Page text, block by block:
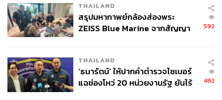
THAILAND
สรุปมหากาพย์กล้องส่องพระ
ZEISS Blue Marine จากสัญญา
จ่ายหนี้-แอบระบุแบรนด์
592
THAILAND
‘ธนารัตน์’ ให้ปากคำตำรวจไซเบอร์
แฉช่องโหว่ 20 หน่วยงานรัฐ ยันไร้
492